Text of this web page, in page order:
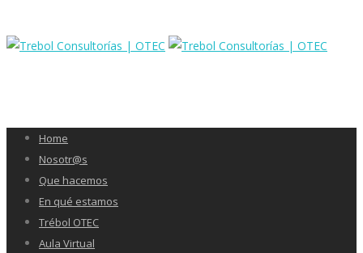
Home
Nosotr@s
Que hacemos
En qué estamos
Trébol OTEC
Aula Virtual